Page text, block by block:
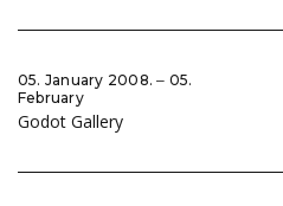
05. January 2008. ‒ 05.
February
Godot Gallery